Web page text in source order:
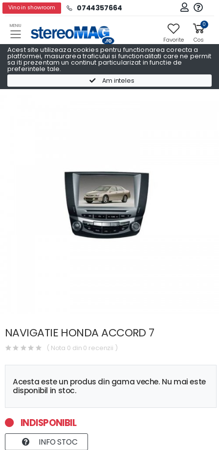
Acest site utilizeaza cookies pentru functionarea corecta a
platformei, masurarea traficului si functionalitati care ne permit
sa iti prezentam un continut particularizat in functie de
preferintele tale.
Am inteles
Vino in showroom 0744357664
MENIU
Favorite
0
Cos
Navigatii Auto Dedicate Navigatii Auto Dedicate HONDA
NAVIGATIE HONDA ACCORD 7
( Nota 0 din 0 recenzii )
Acesta este un produs din gama veche. Nu mai este
disponibil in stoc.
INDISPONIBIL
INFO STOC